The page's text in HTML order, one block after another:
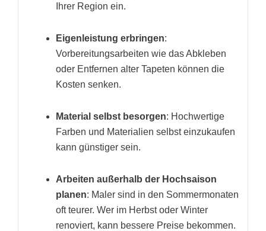
Ihrer Region ein.
Eigenleistung erbringen:
Vorbereitungsarbeiten wie das Abkleben
oder Entfernen alter Tapeten können die
Kosten senken.
Material selbst besorgen: Hochwertige
Farben und Materialien selbst einzukaufen
kann günstiger sein.
Arbeiten außerhalb der Hochsaison
planen: Maler sind in den Sommermonaten
oft teurer. Wer im Herbst oder Winter
renoviert, kann bessere Preise bekommen.